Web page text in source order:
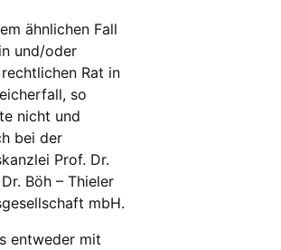
ähnlichen Fall
und/oder
Rat in
so
nicht und
bei der
Prof. Dr.
Böh – Thieler
mbH.
entweder mit